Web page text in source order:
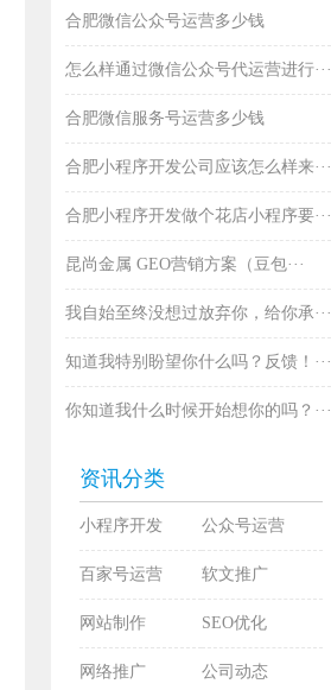
合肥微信公众号运营多少钱
怎么样通过微信公众号代运营进行···
合肥微信服务号运营多少钱
合肥小程序开发公司应该怎么样来···
合肥小程序开发做个花店小程序要···
昆尚金属 GEO营销方案（豆包···
我自始至终没想过放弃你，给你承···
知道我特别盼望你什么吗？反馈！···
你知道我什么时候开始想你的吗？···
资讯分类
小程序开发 公众号运营
百家号运营 软文推广
网站制作 SEO优化
网络推广 公司动态